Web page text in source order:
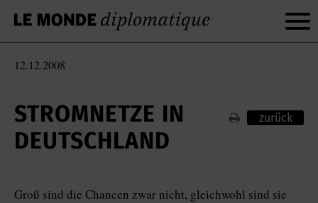
12.12.2008
STROMNETZE IN
DEUTSCHLAND
zurück
Groß sind die Chancen zwar nicht, gleichwohl sind sie